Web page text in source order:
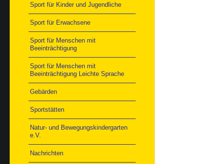
Sport für Kinder und Jugendliche
Sport für Erwachsene
Sport für Menschen mit
Beeinträchtigung
Sport für Menschen mit
Beeinträchtigung Leichte Sprache
Gebärden
Sportstätten
Natur- und Bewegungskindergarten
e.V.
Nachrichten